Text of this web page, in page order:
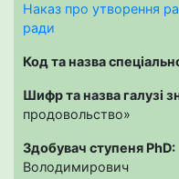
Наказ про утворення
ради
Код та назва
Шифр та назва галузі
продовольство»
Здобувач ступеня PhD:
Володимирович